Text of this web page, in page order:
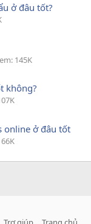
ở đâu tốt?
145K
không?
online ở đâu tốt